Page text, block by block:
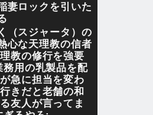
妻ロックを引いた
（スジャータ）の
心な天理教の信者
教の修行を強要
務用の乳製品を配
急に担当を変わ
きだと老舗の和
友人が言ってま